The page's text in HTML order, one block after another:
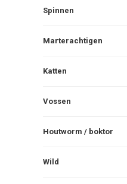
Spinnen
Marterachtigen
Katten
Vossen
Houtworm / boktor
Wild